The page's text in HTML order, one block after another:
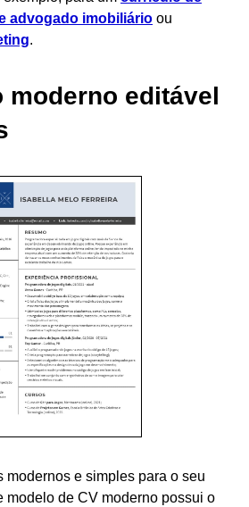
advogado imobiliário ou
.
moderno editável
modernos e simples para o seu
modelo de CV moderno possui o